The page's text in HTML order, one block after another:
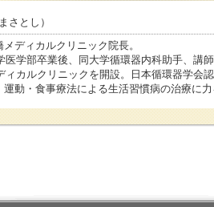
さとし）
ディカルクリニック院長。
医学部卒業後、同大学循環器内科助手、講師
ィカルクリニックを開設。日本循環器学会
動・食事療法による生活習慣病の治療に力